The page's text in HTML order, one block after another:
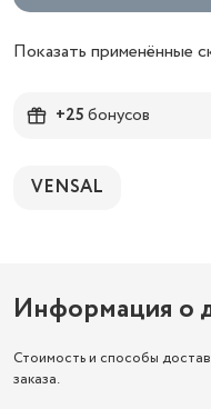
Показать применённые
+25бонусов
VENSAL
Информация о
Стоимость и способы
заказа.